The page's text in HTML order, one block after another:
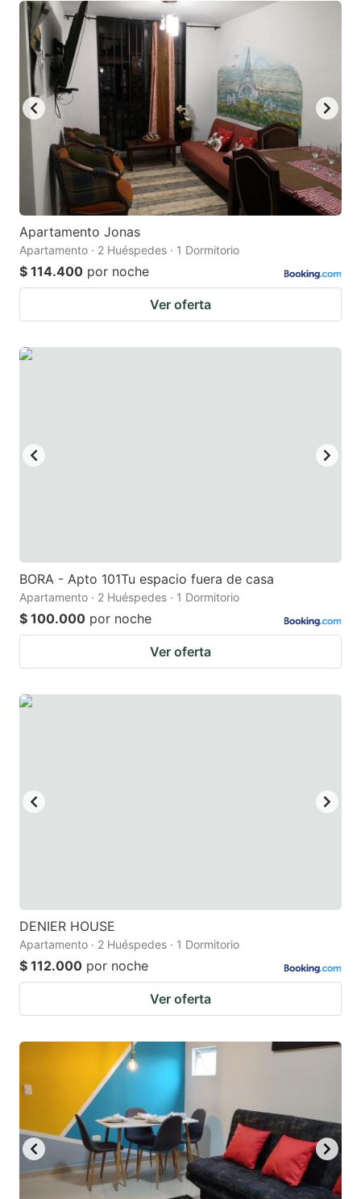
Apartamento Jonas
Apartamento · 2 Huéspedes · 1 Dormitorio
$ 114.400 por noche
Ver oferta
BORA - Apto 101Tu espacio fuera de casa
Apartamento · 2 Huéspedes · 1 Dormitorio
$ 100.000 por noche
Ver oferta
DENIER HOUSE
Apartamento · 2 Huéspedes · 1 Dormitorio
$ 112.000 por noche
Ver oferta